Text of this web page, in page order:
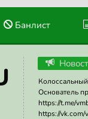
Банлист
Основатель
https://t.me/
https://vk.com/